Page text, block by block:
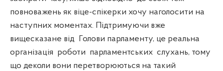
повноважень як віце-спікерки хочу наголосити на
наступних моментах. Підтримуючи вже
вищесказане від
Голови парламенту, це реальна
організація роботи парламентських слухань, тому
що деколи вони перетворюються на такий